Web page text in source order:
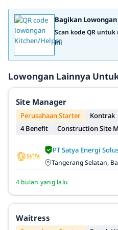
Bagikan
Scan kode QR
ini
Lowongan Lainnya
Site Manager
Perusahaan Starter Kontrak
4 Benefit
Construction Site
PT Satya Energi
Tangerang Selatan,
4 bulan yang lalu
Waitress